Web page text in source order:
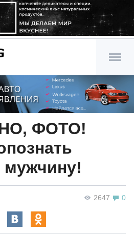
ФОТО!
мужчину!
2647 0